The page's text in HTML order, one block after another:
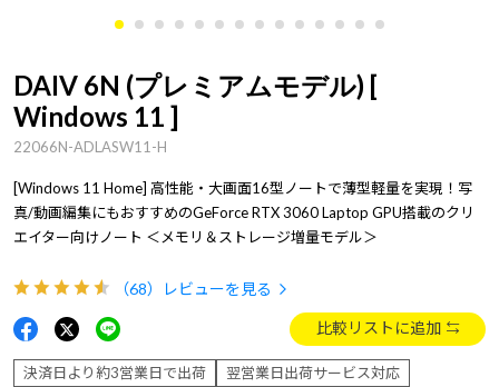
DAIV 6N (プレミアムモデル) [
Windows 11 ]
22066N-ADLASW11-H
[Windows 11 Home] 高性能・大画面16型ノートで薄型軽量を実現！写
真/動画編集にもおすすめのGeForce RTX 3060 Laptop GPU搭載のクリ
エイター向けノート ＜メモリ＆ストレージ増量モデル＞
（68） レビューを見る
比較リストに追加
決済日より約3営業日で出荷 翌営業日出荷サービス対応